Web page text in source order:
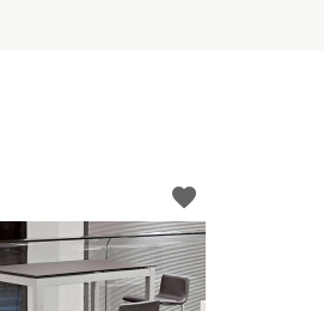
favorite